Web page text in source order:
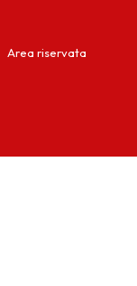
Area riservata